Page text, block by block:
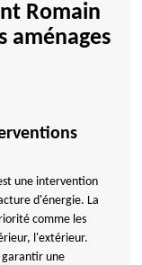
Romain
aménages
une intervention
d'énergie. La
comme les
l'extérieur.
une